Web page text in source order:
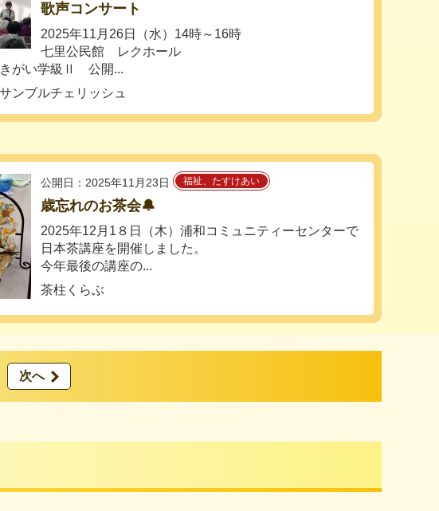
歌声コンサート
2025年11月26日（水）14時～16時
七里公民館 レクホール
きがい学級Ⅱ 公開...
ンブルチェリッシュ
公開日：2025年11月23日 福祉、たすけあい
歳忘れのお茶会🔔
2025年12月1８日（木）浦和コミュニティーセンターで
日本茶講座を開催しました。
今年最後の講座の...
茶柱くらぶ
次へ